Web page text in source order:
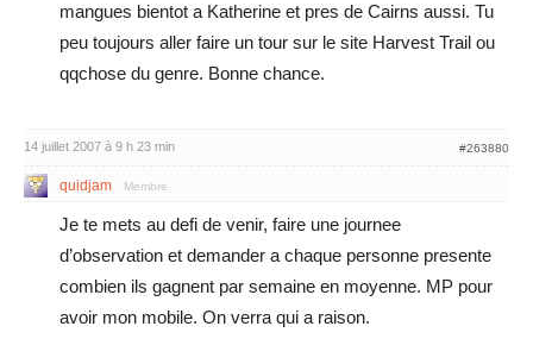
mangues bientot a Katherine et pres de Cairns aussi. Tu
peu toujours aller faire un tour sur le site Harvest Trail ou
qqchose du genre. Bonne chance.
14 juillet 2007 à 9 h 23 min #263880
quidjam Membre
Je te mets au defi de venir, faire une journee
d’observation et demander a chaque personne presente
combien ils gagnent par semaine en moyenne. MP pour
avoir mon mobile. On verra qui a raison.